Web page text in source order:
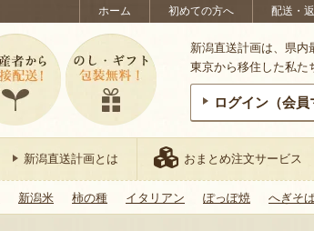
ホーム 初めての方へ 配送・
新潟直送計画は、県内
東京から移住した私た
ログイン（会員
新潟直送計画とは おまとめ注文サービス
新潟米 柿の種 イタリアン ぽっぽ焼 へぎそ